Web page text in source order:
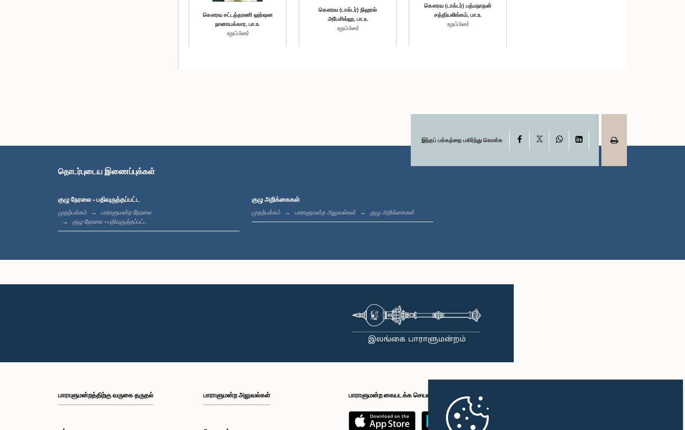
கௌரவ சட்டத்தரணி ஹர்ஷன
நானாயக்கார, பா.உ.
உறுப்பினர்
கௌரவ (டாக்டர்) நிஹால்
அபேசிங்ஹ, பா.உ.
உறுப்பினர்
கௌரவ (டாக்டர்) பத்மநாதன்
சத்தியலிங்கம், பா.உ.
உறுப்பினர்
இந்தப் பக்கத்தை பகிர்ந்து கொள்க Facebook WhatsAppLinkedIn
தொடர்புடைய இணைப்புக்கள்
குழு நேரலை - பதிவுருத்தப்பட்ட
முதற்பக்கம்
பாராளுமன்ற நேரலை
குழு நேரலை - பதிவுருத்தப்பட்ட
குழு அறிக்கைகள்
முதற்பக்கம் பாராளுமன்ற அலுவல்கள் குழு அறிக்கைகள்
பாராளுமன்றத்திற்கு வருகை தருதல் பாராளுமன்ற அலுவல்கள் பாராளுமன்ற கையடக்க செயலி